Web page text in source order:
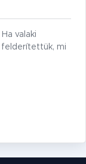
valaki
felderítettük, mi